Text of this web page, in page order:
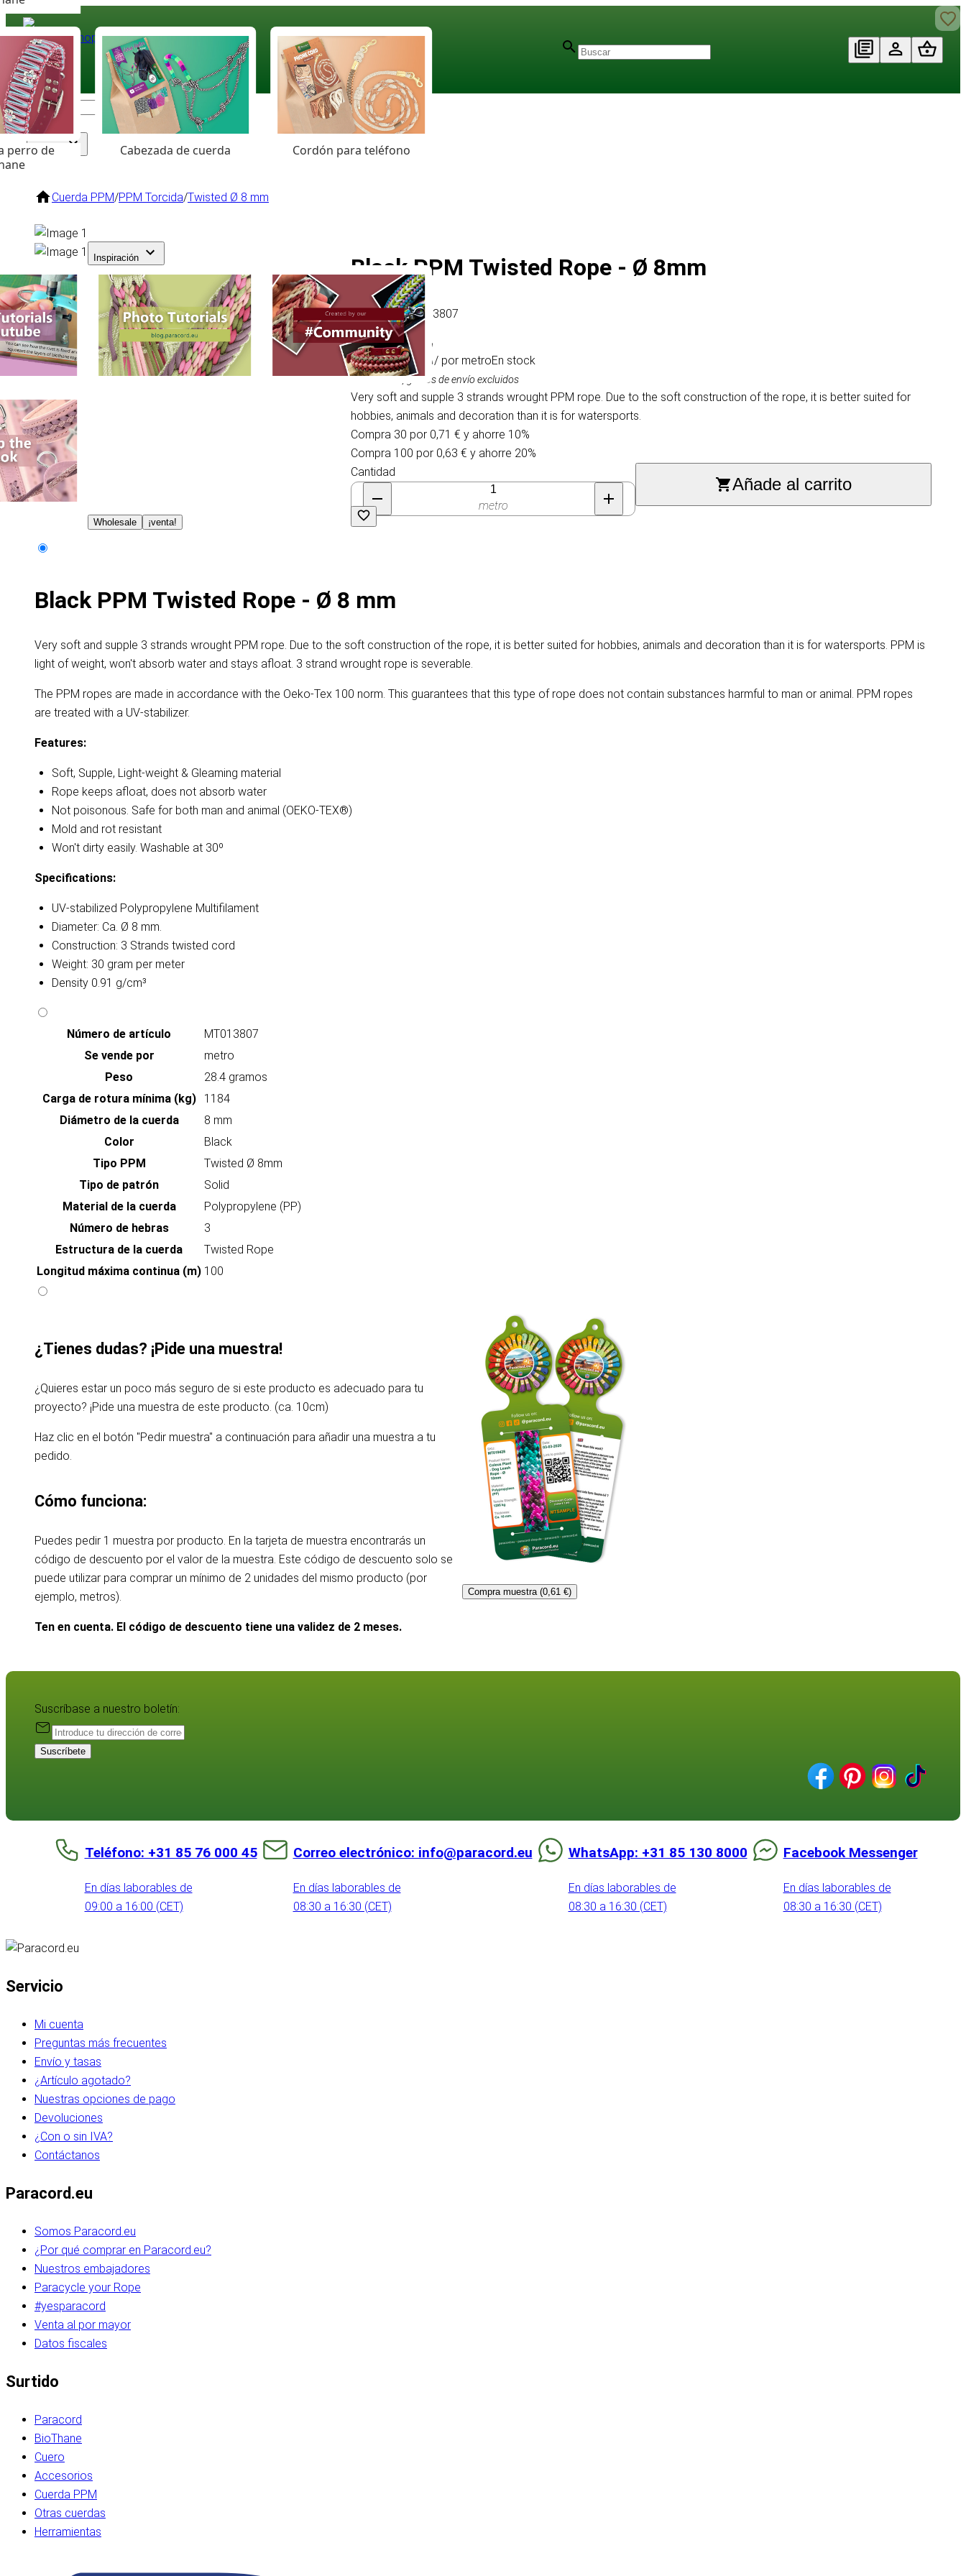
Paracord
Coloured Cord Paradise
Surtido
perro de
Cabezada de cuerda Cordón para teléfono
Inspiración
Wholesale ¡venta!
Cuerda PPM/PPM Torcida/Twisted Ø 8 mm
Black PPM Twisted Rope - Ø 8mm
Artículo # MT013807
0,79 €/ por metroEn stock
IVA incluido, gastos de envío excluidos
Very soft and supple 3 strands wrought PPM rope. Due to the soft construction of the rope, it is better suited for
hobbies, animals and decoration than it is for watersports.
Compra 30 por 0,71 € y ahorre 10%
Compra 100 por 0,63 € y ahorre 20%
Cantidad
metro
Añade al carrito
Black PPM Twisted Rope - Ø 8 mm
Very soft and supple 3 strands wrought PPM rope. Due to the soft construction of the rope, it is better suited for hobbies, animals and decoration than it is for watersports. PPM is
light of weight, won't absorb water and stays afloat. 3 strand wrought rope is severable.
The PPM ropes are made in accordance with the Oeko-Tex 100 norm. This guarantees that this type of rope does not contain substances harmful to man or animal. PPM ropes
are treated with a UV-stabilizer.
Features:
Soft, Supple, Light-weight & Gleaming material
Rope keeps afloat, does not absorb water
Not poisonous. Safe for both man and animal (OEKO-TEX®)
Mold and rot resistant
Won't dirty easily. Washable at 30º
Specifications:
UV-stabilized Polypropylene Multifilament
Diameter: Ca. Ø 8 mm.
Construction: 3 Strands twisted cord
Weight: 30 gram per meter
Density 0.91 g/cm³
Número de artículo
MT013807
Se vende por
metro
Peso
28.4 gramos
Carga de rotura mínima (kg)
1184
Diámetro de la cuerda
8 mm
Color
Black
Tipo PPM
Twisted Ø 8mm
Tipo de patrón
Solid
Material de la cuerda
Polypropylene (PP)
Número de hebras
3
Estructura de la cuerda
Twisted Rope
Longitud máxima continua (m) 100
¿Tienes dudas? ¡Pide una muestra!
¿Quieres estar un poco más seguro de si este producto es adecuado para tu
proyecto? ¡Pide una muestra de este producto. (ca. 10cm)
Haz clic en el botón "Pedir muestra" a continuación para añadir una muestra a tu
pedido.
Cómo funciona:
Puedes pedir 1 muestra por producto. En la tarjeta de muestra encontrarás un
código de descuento por el valor de la muestra. Este código de descuento solo se
puede utilizar para comprar un mínimo de 2 unidades del mismo producto (por
ejemplo, metros).
Ten en cuenta. El código de descuento tiene una validez de 2 meses.
Compra muestra (0,61 €)
Suscríbase a nuestro boletín:
Suscríbete
Teléfono: +31 85 76 000 45
En días laborables de
09:00 a 16:00 (CET)
Correo electrónico: info@paracord.eu
En días laborables de
08:30 a 16:30 (CET)
WhatsApp: +31 85 130 8000
En días laborables de
08:30 a 16:30 (CET)
Facebook Messenger
En días laborables de
08:30 a 16:30 (CET)
Servicio
Mi cuenta
Preguntas más frecuentes
Envío y tasas
¿Artículo agotado?
Nuestras opciones de pago
Devoluciones
¿Con o sin IVA?
Contáctanos
Paracord.eu
Somos Paracord.eu
¿Por qué comprar en Paracord.eu?
Nuestros embajadores
Paracycle your Rope
#yesparacord
Venta al por mayor
Datos fiscales
Surtido
Paracord
BioThane
Cuero
Accesorios
Cuerda PPM
Otras cuerdas
Herramientas